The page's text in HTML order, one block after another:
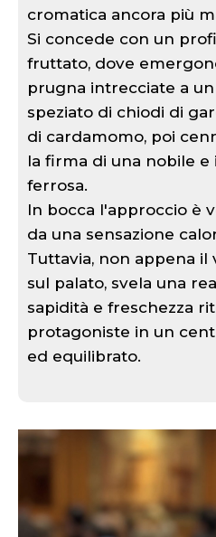
cromatica ancora più
Si concede con un
fruttato, dove
prugna intrecciate a
speziato di chiodi di
di cardamomo, poi
la firma di una nobile
ferrosa.
In bocca l'approccio è
da una sensazione
Tuttavia, non appena il
sul palato, svela una
sapidità e freschezza
protagoniste in un
ed equilibrato.